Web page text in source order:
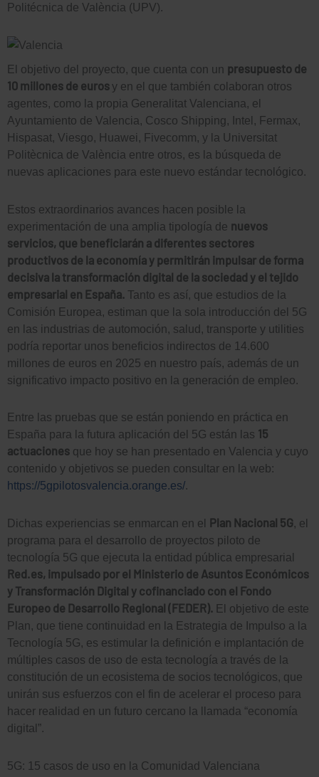
Politécnica de València (UPV).
El objetivo del proyecto, que cuenta con un presupuesto de
10 millones de eurosy en el que también colaboran otros
agentes, como la propia Generalitat Valenciana, el
Ayuntamiento de Valencia, Cosco Shipping, Intel, Fermax,
Hispasat, Viesgo, Huawei, Fivecomm, y la Universitat
Politècnica de València entre otros, es la búsqueda de
nuevas aplicaciones para este nuevo estándar tecnológico.
Estos extraordinarios avances hacen posible la
experimentación de una amplia tipología de nuevos
servicios, que beneficiarán a diferentes sectores
productivos de la economía y permitirán impulsar de forma
decisiva la transformación digital de la sociedad y el tejido
empresarial en España. Tanto es así, que estudios de la
Comisión Europea, estiman que la sola introducción del 5G
en las industrias de automoción, salud, transporte y utilities
podría reportar unos beneficios indirectos de 14.600
millones de euros en 2025 en nuestro país, además de un
significativo impacto positivo en la generación de empleo.
Entre las pruebas que se están poniendo en práctica en
España para la futura aplicación del 5G están las 15
actuaciones que hoy se han presentado en Valencia y cuyo
contenido y objetivos se pueden consultar en la web:
https://5gpilotosvalencia.orange.es/.
Dichas experiencias se enmarcan en el Plan Nacional 5G, el
programa para el desarrollo de proyectos piloto de
tecnología 5G que ejecuta la entidad pública empresarial
Red.es, impulsado por el Ministerio de Asuntos Económicos
y Transformación Digital y cofinanciado con el Fondo
Europeo de Desarrollo Regional (FEDER). El objetivo de este
Plan, que tiene continuidad en la Estrategia de Impulso a la
Tecnología 5G, es estimular la definición e implantación de
múltiples casos de uso de esta tecnología a través de la
constitución de un ecosistema de socios tecnológicos, que
unirán sus esfuerzos con el fin de acelerar el proceso para
hacer realidad en un futuro cercano la llamada “economía
digital”.
5G: 15 casos de uso en la Comunidad Valenciana